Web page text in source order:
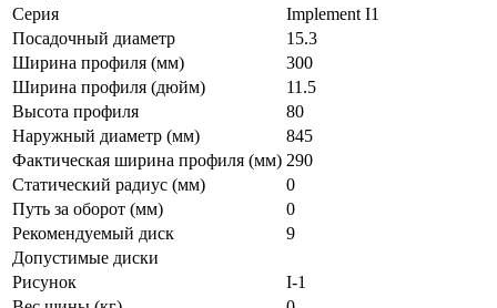
Серия
Implement I1
Посадочный диаметр
15.3
Ширина профиля (мм)
300
Ширина профиля (дюйм)
11.5
Высота профиля
80
Наружный диаметр (мм)
845
Фактическая ширина профиля (мм) 290
Статический радиус (мм)
0
Путь за оборот (мм)
0
Рекомендуемый диск
9
Допустимые диски
Рисунок
I-1